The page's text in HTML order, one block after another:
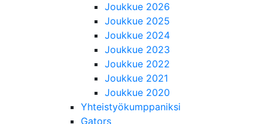
Joukkue 2026
Joukkue 2025
Joukkue 2024
Joukkue 2023
Joukkue 2022
Joukkue 2021
Joukkue 2020
Yhteistyökumppaniksi
Gators